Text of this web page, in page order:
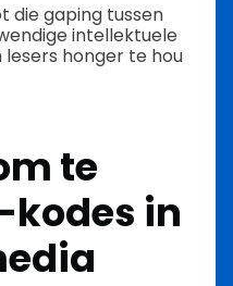
die gaping tussen
intellektuele
honger te hou
te
kodes in